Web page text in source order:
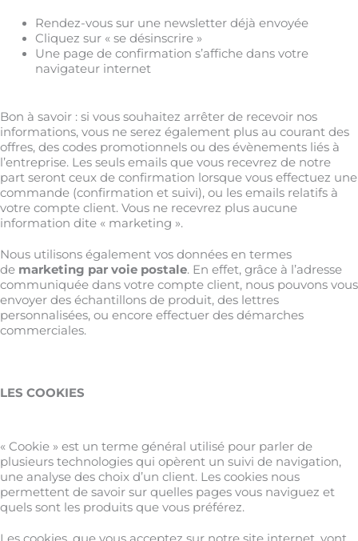
Rendez-vous sur une newsletter déjà envoyée
Cliquez sur « se désinscrire »
Une page de confirmation s’affiche dans votre
navigateur internet
Bon à savoir : si vous souhaitez arrêter de recevoir nos
informations, vous ne serez également plus au courant des
offres, des codes promotionnels ou des évènements liés à
l’entreprise. Les seuls emails que vous recevrez de notre
part seront ceux de confirmation lorsque vous effectuez une
commande (confirmation et suivi), ou les emails relatifs à
votre compte client. Vous ne recevrez plus aucune
information dite « marketing ».
Nous utilisons également vos données en termes
de marketing par voie postale. En effet, grâce à l’adresse
communiquée dans votre compte client, nous pouvons vous
envoyer des échantillons de produit, des lettres
personnalisées, ou encore effectuer des démarches
commerciales.
LES COOKIES
« Cookie » est un terme général utilisé pour parler de
plusieurs technologies qui opèrent un suivi de navigation,
une analyse des choix d’un client. Les cookies nous
permettent de savoir sur quelles pages vous naviguez et
quels sont les produits que vous préférez.